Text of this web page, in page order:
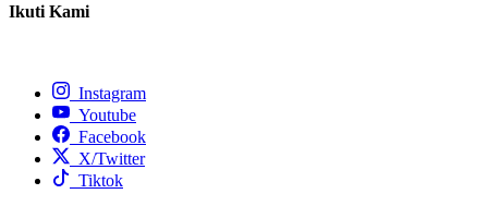
Ikuti Kami
Instagram
Youtube
Facebook
X/Twitter
Tiktok